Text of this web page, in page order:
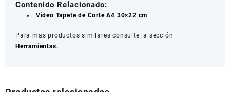
Contenido Relacionado:
Video Tapete de Corte A4 30×22 cm
Para mas productos similares consulte la sección
Herramientas.